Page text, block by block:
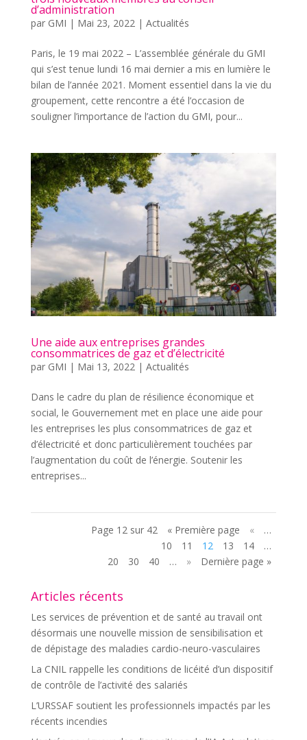
d’administration
par GMI | Mai 23, 2022 | Actualités
Paris, le 19 mai 2022 – L’assemblée générale du GMI
qui s’est tenue lundi 16 mai dernier a mis en lumière le
bilan de l’année 2021. Moment essentiel dans la vie du
groupement, cette rencontre a été l’occasion de
souligner l’importance de l’action du GMI, pour...
Une aide aux entreprises grandes
consommatrices de gaz et d’électricité
par GMI | Mai 13, 2022| Actualités
Dans le cadre du plan de résilience économique et
social, le Gouvernement met en place une aide pour
les entreprises les plus consommatrices de gaz et
d’électricité et donc particulièrement touchées par
l’augmentation du coût de l’énergie. Soutenir les
entreprises...
Page 12 sur 42 « Première page «
…
10
11 12 13 14
…
20
30 40 … » Dernière page »
Articles récents
Les services de prévention et de santé au travail ont
désormais une nouvelle mission de sensibilisation et
de dépistage des maladies cardio-neuro-vasculaires
La CNIL rappelle les conditions de licéité d’un dispositif
de contrôle de l’activité des salariés
L’URSSAF soutient les professionnels impactés par les
récents incendies